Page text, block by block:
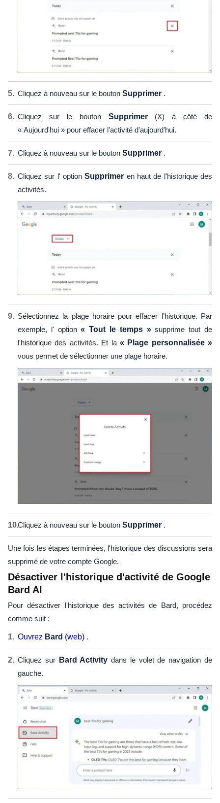
Cliquez à nouveau sur le bouton Supprimer .
Cliquez sur le bouton Supprimer(X) à côté de
« Aujourd'hui » pour effacer l'activité d'aujourd'hui.
Cliquez à nouveau sur le bouton Supprimer .
Cliquez sur l' optionSupprimer en haut de l'historique des
activités.
Sélectionnez la plage horaire pour effacer l’historique. Par
exemple, l' option« Tout le temps »supprime tout de
l'historique des activités. Et la « Plage personnalisée »
vous permet de sélectionner une plage horaire.
Cliquez à nouveau sur le bouton Supprimer .
Une fois les étapes terminées, l'historique des discussions sera
supprimé de votre compte Google.
Désactiver l'historique d'activité de Google
Bard AI
Pour désactiver l'historique des activités de Bard, procédez
comme suit :
Ouvrez Bard (web) .
Cliquez sur Bard Activity dans le volet de navigation de
gauche.